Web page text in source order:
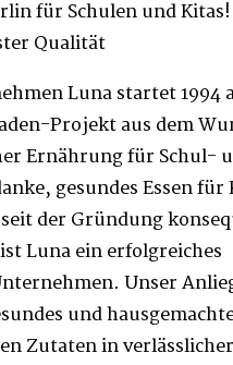
für Schulen und Kitas!
Qualität
Luna startet 1994
Projekt aus dem
Ernährung für Schul-
gesundes Essen für
der Gründung
Luna ein erfolgreiches
Unser
und
Zutaten in